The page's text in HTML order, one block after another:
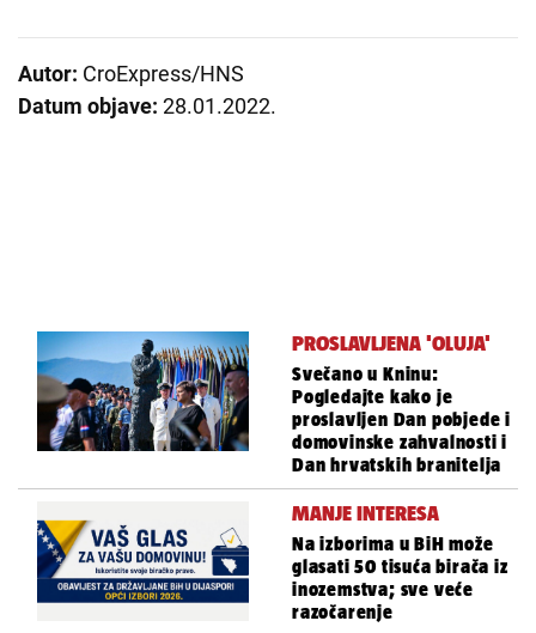
Autor: CroExpress/HNS
Datum objave: 28.01.2022.
PROSLAVLJENA 'OLUJA'
Svečano u Kninu:
Pogledajte kako je
proslavljen Dan pobjede i
domovinske zahvalnosti i
Dan hrvatskih branitelja
MANJE INTERESA
Na izborima u BiH može
glasati 50 tisuća birača iz
inozemstva; sve veće
razočarenje